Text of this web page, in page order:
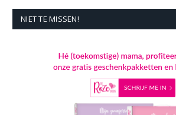
NIET TE MISSEN!